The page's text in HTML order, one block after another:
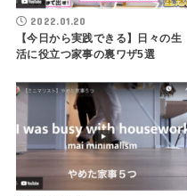
2022.01.20
【今日から実践できる】日々の生
活に役立つ家事の裏ワザ5選